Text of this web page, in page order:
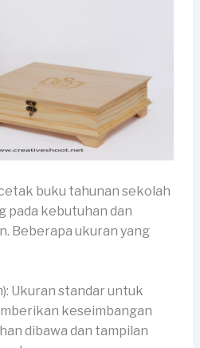
buku tahunan sekolah
pada kebutuhan dan
Beberapa ukuran yang
Ukuran standar untuk
keseimbangan
dibawa dan tampilan